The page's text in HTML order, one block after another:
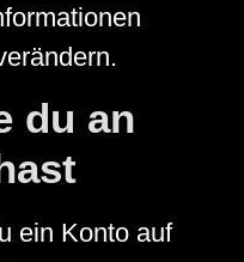
du an
ein Konto auf